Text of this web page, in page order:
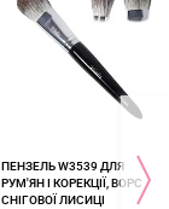
ПЕНЗЕЛЬ W3539 ДЛЯ
РУМ'ЯН І КОРЕКЦІЇ, ВОРС
СНІГОВОЇ ЛИСИЦІ